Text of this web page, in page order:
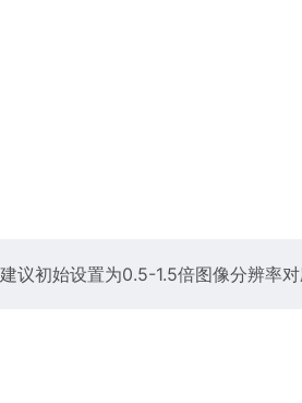
议初始设置为0.5-1.5倍图像分辨率对